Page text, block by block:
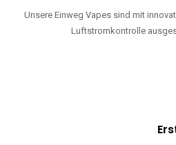
Unsere Einweg Vapes sind mit
Luftstromkontrolle